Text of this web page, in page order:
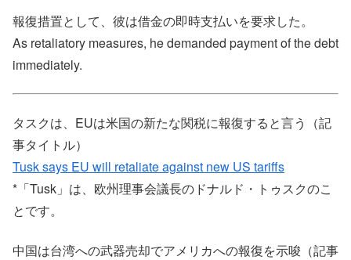
報復措置として、彼は借金の即時支払いを要求した。
As retaliatory measures, he demanded payment of the debt
immediately.
タスクは、EUは米国の新たな関税に報復すると言う（記
事タイトル）
Tusk says EU will retaliate against new US tariffs
*「Tusk」は、欧州理事会議長のドナルド・トゥスクのこ
とです。
中国は台湾への武器売却でアメリカへの報復を示唆（記事